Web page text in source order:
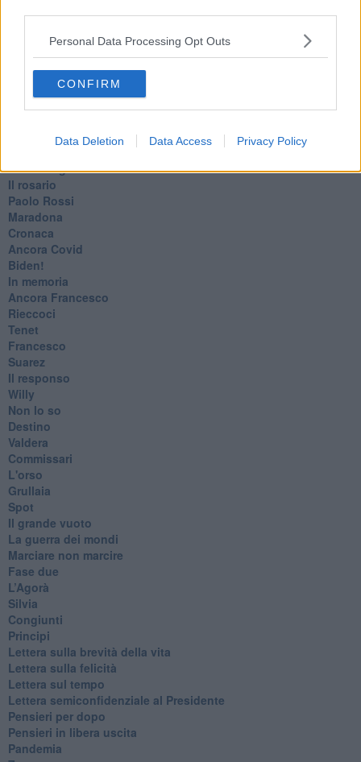
Personal Data Processing Opt Outs
CONFIRM
Data Deletion Data Access Privacy Policy
​Vaccine Easing
No profit
Dragonheart
​Con-te
Giulio Regeni
​Il rosario
Paolo Rossi
Maradona
Cronaca
​Ancora Covid
​Biden!
In memoria
​Ancora Francesco
Rieccoci
Tenet
Francesco
Suarez
​Il responso
Willy
Non lo so
Destino
Valdera
Commissari
L'orso
Grullaia
Spot
​Il grande vuoto
​La guerra dei mondi
Marciare non marcire
Fase due
L’Agorà
Silvia
Congiunti
Principi
​Lettera sulla brevità della vita
​Lettera sulla felicità
​Lettera sul tempo
Lettera semiconfidenziale al Presidente
Pensieri per dopo
​Pensieri in libera uscita
Pandemia